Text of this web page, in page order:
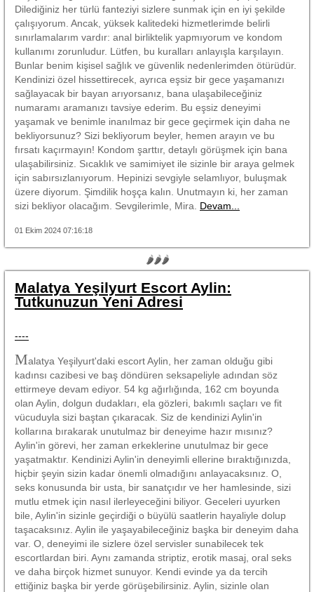
Dilediğiniz her türlü fanteziyi sizlere sunmak için en iyi şekilde
çalışıyorum. Ancak, yüksek kalitedeki hizmetlerimde belirli
sınırlamalarım vardır: anal birliktelik yapmıyorum ve kondom
kullanımı zorunludur. Lütfen, bu kuralları anlayışla karşılayın.
Bunlar benim kişisel sağlık ve güvenlik nedenlerimden ötürüdür.
Kendinizi özel hissettirecek, ayrıca eşsiz bir gece yaşamanızı
sağlayacak bir bayan arıyorsanız, bana ulaşabileceğiniz
numaramı aramanızı tavsiye ederim. Bu eşsiz deneyimi
yaşamak ve benimle inanılmaz bir gece geçirmek için daha ne
bekliyorsunuz? Sizi bekliyorum beyler, hemen arayın ve bu
fırsatı kaçırmayın! Kondom şarttır, detaylı görüşmek için bana
ulaşabilirsiniz. Sıcaklık ve samimiyet ile sizinle bir araya gelmek
için sabırsızlanıyorum. Hepinizi sevgiyle selamlıyor, buluşmak
üzere diyorum. Şimdilik hoşça kalın. Unutmayın ki, her zaman
sizi bekliyor olacağım. Sevgilerimle, Mira. Devam...
01 Ekim 2024 07:16:18
🌶🌶🌶
Malatya Yeşilyurt Escort Aylin:
Tutkunuzun Yeni Adresi
----
Malatya Yeşilyurt'daki escort Aylin, her zaman olduğu gibi
kadınsı cazibesi ve baş döndüren seksapeliyle adından söz
ettirmeye devam ediyor. 54 kg ağırlığında, 162 cm boyunda
olan Aylin, dolgun dudakları, ela gözleri, bakımlı saçları ve fit
vücuduyla sizi baştan çıkaracak. Siz de kendinizi Aylin'in
kollarına bırakarak unutulmaz bir deneyime hazır mısınız?
Aylin'in görevi, her zaman erkeklerine unutulmaz bir gece
yaşatmaktır. Kendinizi Aylin'in deneyimli ellerine bıraktığınızda,
hiçbir şeyin sizin kadar önemli olmadığını anlayacaksınız. O,
seks konusunda bir usta, bir sanatçıdır ve her hamlesinde, sizi
mutlu etmek için nasıl ilerleyeceğini biliyor. Geceleri uyurken
bile, Aylin'in sizinle geçirdiği o büyülü saatlerin hayaliyle dolup
taşacaksınız. Aylin ile yaşayabileceğiniz başka bir deneyim daha
var. O, deneyimi ile sizlere özel servisler sunabilecek tek
escortlardan biri. Aynı zamanda striptiz, erotik masaj, oral seks
ve daha birçok hizmet sunuyor. Kendi evinde ya da tercih
ettiğiniz başka bir yerde görüşebilirsiniz. Aylin, sizinle olan